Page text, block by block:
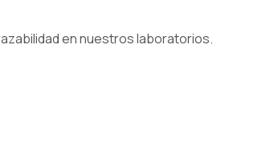
en nuestros laboratorios.